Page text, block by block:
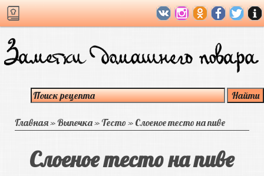
Главная»Выпечка»Тесто » Слоеное тесто на пиве
Слоеное тесто на пиве